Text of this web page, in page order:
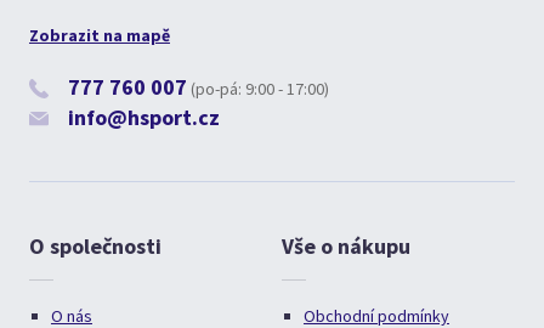
Zobrazit na mapě
777 760 007 (po-pá: 9:00 - 17:00)
info@hsport.cz
O společnosti
O nás
Vše o nákupu
Obchodní podmínky